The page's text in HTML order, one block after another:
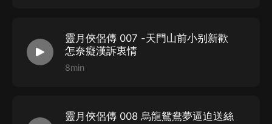
靈月俠侶傳 007 -天門山前小别新歡
怎奈癡漢訴衷情
8min
靈月俠侶傳 008 烏龍鴛鴦夢逼迫送絲